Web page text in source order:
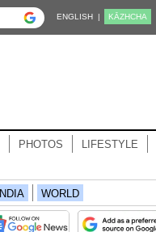
ENGLISH | KĀZHCHA
PHOTOS LIFESTYLE
INDIA WORLD